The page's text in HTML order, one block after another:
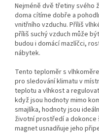
Nejméně dvě třetiny svého
doma cítíme dobře a
vnitřního vzduchu. Příliš
příliš suchý vzduch může
budou i domácí mazlíčci,
nábytek.
Tento teploměr s
pro sledování klimatu v
teplotu a vlhkost a
když jsou hodnoty mimo
smajlíka, hodnoty jsou
životní prostředí a dokonce
magnet usnadňuje jeho